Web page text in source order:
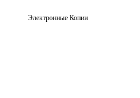
Электронные Копии